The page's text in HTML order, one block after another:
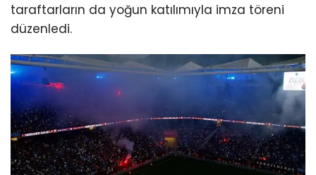
taraftarların da yoğun katılımıyla imza töreni
düzenledi.